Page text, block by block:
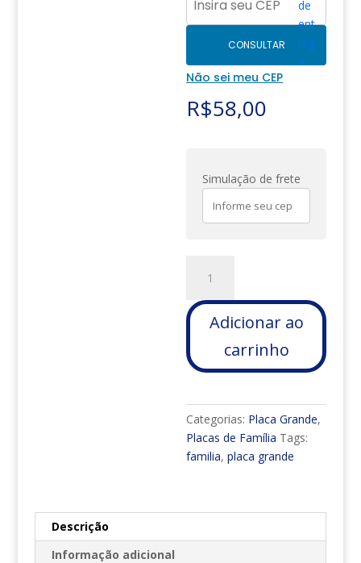
CONSULTAR
Não sei meu CEP
R$58,00
Simulação de frete
GRANDE
FAMÍLIA
quantidade
Adicionar ao
carrinho
Categorias: Placa Grande,
Placas de Família Tags:
familia,placa grande
Descrição
Informação adicional